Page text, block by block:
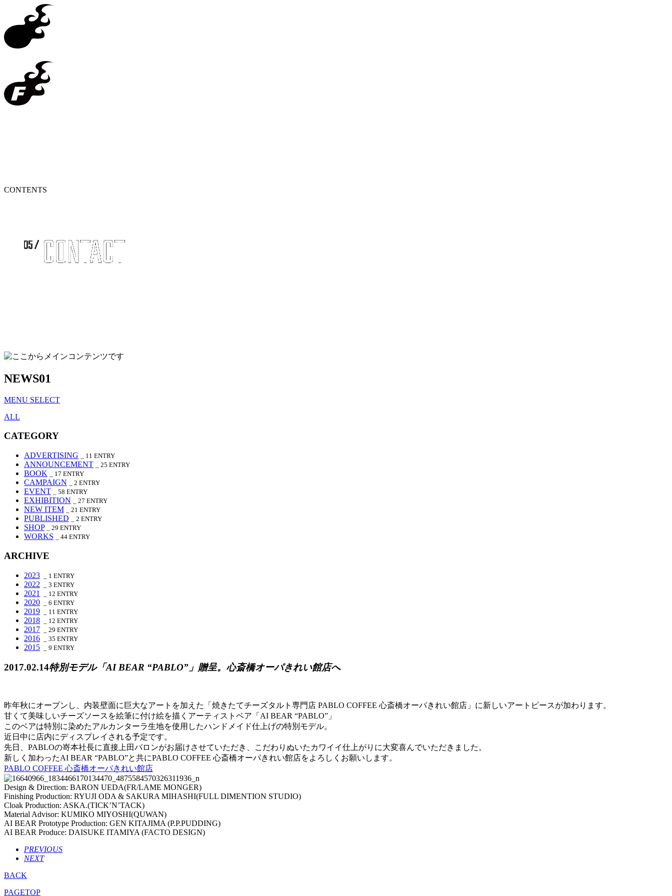
CONTENTS
NEWS01
MENU SELECT
ALL
CATEGORY
ADVERTISING _ 11 ENTRY
ANNOUNCEMENT _ 25 ENTRY
BOOK _ 17 ENTRY
CAMPAIGN _ 2 ENTRY
EVENT _ 58 ENTRY
EXHIBITION _ 27 ENTRY
NEW ITEM _ 21 ENTRY
PUBLISHED _ 2 ENTRY
SHOP _ 29 ENTRY
WORKS _ 44 ENTRY
ARCHIVE
2023 _ 1 ENTRY
2022 _ 3 ENTRY
2021 _ 12 ENTRY
2020 _ 6 ENTRY
2019 _ 11 ENTRY
2018 _ 12 ENTRY
2017 _ 29 ENTRY
2016 _ 35 ENTRY
2015 _ 9 ENTRY
2017.02.14特別モデル「AI BEAR “PABLO”」贈呈。心斎橋オーパきれい館店へ
昨年秋にオープンし、内装壁面に巨大なアートを加えた「焼きたてチーズタルト専門店 PABLO COFFEE 心斎橋オーパきれい館店」に新しいアートピースが加わります。
甘くて美味しいチーズソースを絵筆に付け絵を描くアーティストベア「AI BEAR “PABLO”」
このベアは特別に染めたアルカンターラ生地を使用したハンドメイド仕上げの特別モデル。
近日中に店内にディスプレイされる予定です。
先日、PABLOの嵜本社長に直接上田バロンがお届けさせていただき、こだわりぬいたカワイイ仕上がりに大変喜んでいただきました。
新しく加わったAI BEAR “PABLO”と共にPABLO COFFEE 心斎橋オーパきれい館店をよろしくお願いします。
PABLO COFFEE 心斎橋オーパきれい館店
Design & Direction: BARON UEDA(FR/LAME MONGER)
Finishing Production: RYUJI ODA & SAKURA MIHASHI(FULL DIMENTION STUDIO)
Cloak Production: ASKA.(TICK’N’TACK)
Material Advisor: KUMIKO MIYOSHI(QUWAN)
AI BEAR Prototype Production: GEN KITAJIMA (P.P.PUDDING)
AI BEAR Produce: DAISUKE ITAMIYA (FACTO DESIGN)
PREVIOUS
NEXT
BACK
PAGETOP